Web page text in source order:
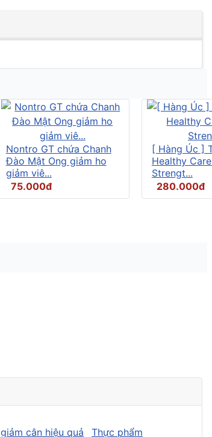
Nontro GT chứa Chanh
Đào Mật Ong giảm ho
giảm viê...
75.000đ
[ Hàng Úc ]
Healthy
Strengt...
280.000đ
giảm cân hiệu quả Thực phẩm